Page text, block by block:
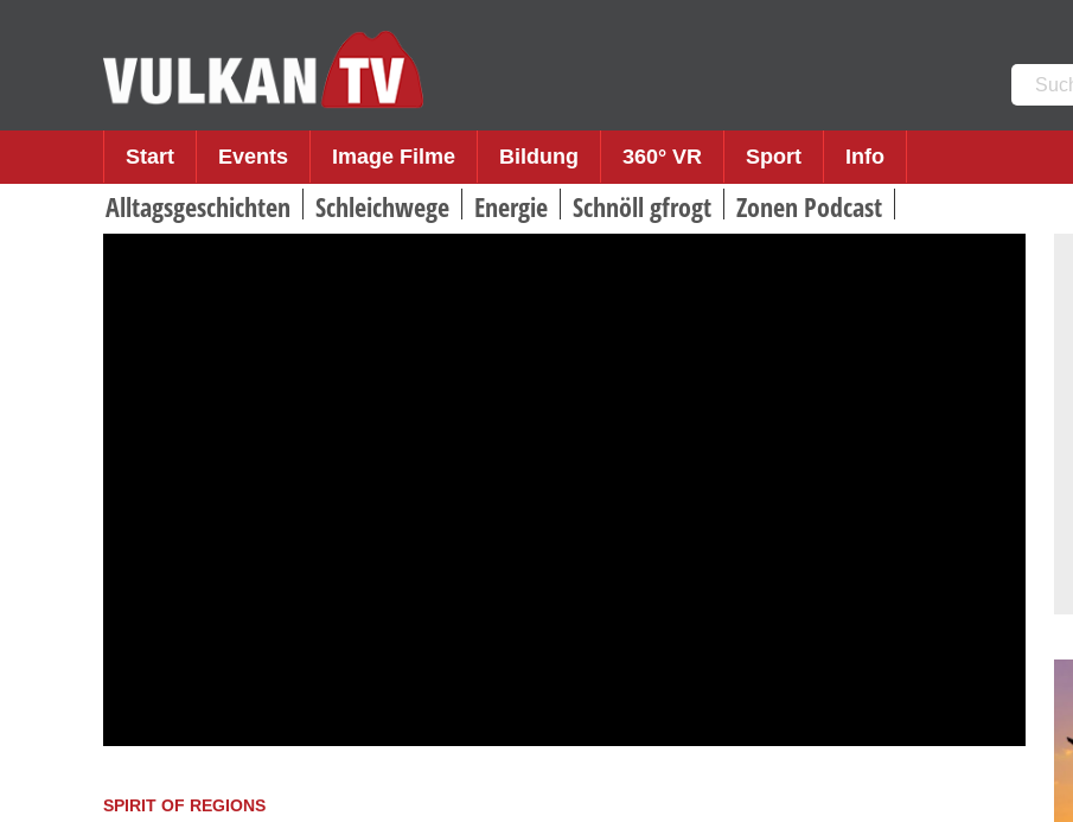
Suchen
nach:
Start Events Image Filme Bildung 360° VR Sport Info
Alltagsgeschichten Schleichwege Energie Schnöll gfrogt Zonen Podcast
SPIRIT OF REGIONS